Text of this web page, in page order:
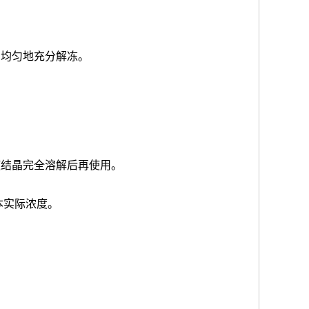
匀地充分解冻。
晶完全溶解后再使用。
实际浓度。